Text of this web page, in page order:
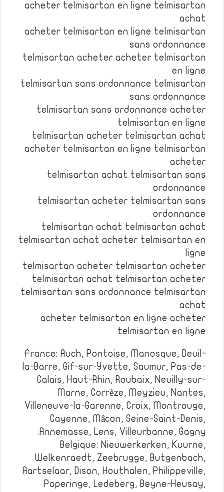
acheter telmisartan en ligne telmisartan
achat
acheter telmisartan en ligne telmisartan
sans ordonnance
telmisartan acheter acheter telmisartan
en ligne
telmisartan sans ordonnance telmisartan
sans ordonnance
telmisartan sans ordonnance acheter
telmisartan en ligne
telmisartan acheter telmisartan achat
acheter telmisartan en ligne telmisartan
acheter
telmisartan achat telmisartan sans
ordonnance
telmisartan acheter telmisartan sans
ordonnance
telmisartan achat telmisartan achat
telmisartan achat acheter telmisartan en
ligne
telmisartan acheter telmisartan acheter
telmisartan achat telmisartan acheter
telmisartan sans ordonnance telmisartan
achat
acheter telmisartan en ligne acheter
telmisartan en ligne
France: Auch, Pontoise, Manosque, Deuil-
la-Barre, Gif-sur-Yvette, Saumur, Pas-de-
Calais, Haut-Rhin, Roubaix, Neuilly-sur-
Marne, Corrèze, Meyzieu, Nantes,
Villeneuve-la-Garenne, Croix, Montrouge,
Cayenne, Mâcon, Seine-Saint-Denis,
Annemasse, Lens, Villeurbanne, Gagny.
Belgique: Nieuwerkerken, Kuurne,
Welkenraedt, Zeebrugge, Butgenbach,
Aartselaar, Dison, Houthalen, Philippeville,
Poperinge, Ledeberg, Beyne-Heusay,